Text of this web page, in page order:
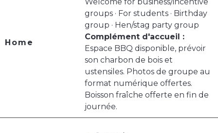
Home
groups · For students · Birthday
group · Hen/stag party group
Complément d'accueil :
Espace BBQ disponible, prévoir
son charbon de bois et
ustensiles. Photos de groupe au
format numérique offertes.
Boisson fraîche offerte en fin de
journée.